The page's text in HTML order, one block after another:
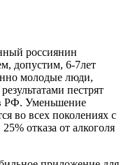
россиянин
допустим, 6-7лет
молодые люди,
пестрят
РФ. Уменьшение
во всех поколениях с
отказа от алкоголя